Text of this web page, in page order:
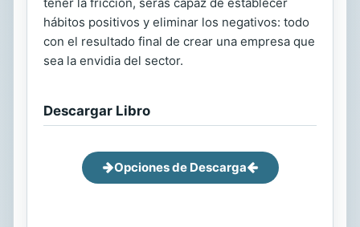
hábitos positivos y eliminar los negativos: todo
con el resultado final de crear una empresa que
sea la envidia del sector.
Descargar Libro
Opciones de Descarga